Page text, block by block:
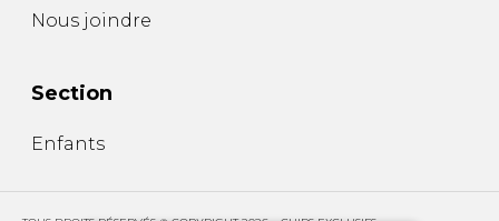
Nous joindre
Section
Enfants